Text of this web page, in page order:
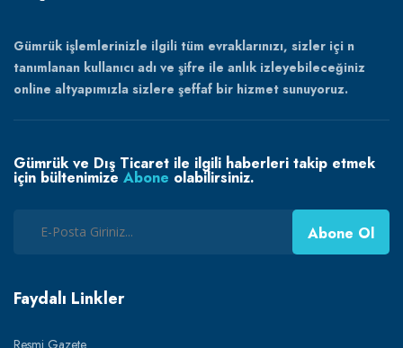
Gümrük işlemlerinizle ilgili tüm evraklarınızı, sizler içi n
tanımlanan kullanıcı adı ve şifre ile anlık izleyebileceğiniz
online altyapımızla sizlere şeffaf bir hizmet sunuyoruz.
Gümrük ve Dış Ticaret ile ilgili haberleri takip etmek
için bültenimize Abone olabilirsiniz.
Abone Ol
Faydalı Linkler
Resmi Gazete